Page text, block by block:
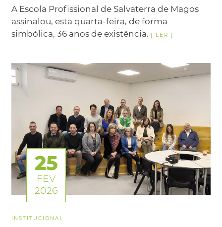
A Escola Profissional de Salvaterra de Magos
assinalou, esta quarta-feira, de forma
simbólica, 36 anos de existência.
25
FEV
2026
INSTITUCIONAL